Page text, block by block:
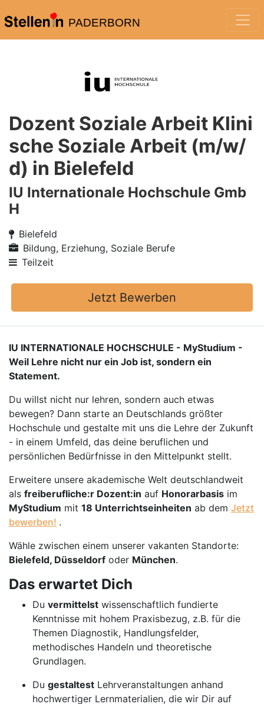
PADERBORN
Dozent Soziale Arbeit Klini
sche Soziale Arbeit (m/w/
d) in Bielefeld
IU Internationale Hochschule Gmb
H
Bielefeld
Bildung, Erziehung, Soziale Berufe
Teilzeit
Jetzt Bewerben
IU INTERNATIONALE HOCHSCHULE - MyStudium -
Weil Lehre nicht nur ein Job ist, sondern ein
Statement.
Du willst nicht nur lehren, sondern auch etwas
bewegen? Dann starte an Deutschlands größter
Hochschule und gestalte mit uns die Lehre der Zukunft
- in einem Umfeld, das deine beruflichen und
persönlichen Bedürfnisse in den Mittelpunkt stellt.
Erweitere unsere akademische Welt deutschlandweit
als freiberufliche:r Dozent:in auf Honorarbasis im
MyStudium mit 18 Unterrichtseinheiten ab dem Jetzt
bewerben! .
Wähle zwischen einem unserer vakanten Standorte:
Bielefeld, Düsseldorf oder München.
Das erwartet Dich
Du vermittelst wissenschaftlich fundierte
Kenntnisse mit hohem Praxisbezug, z.B. für die
Themen Diagnostik, Handlungsfelder,
methodisches Handeln und theoretische
Grundlagen.
Du gestaltest Lehrveranstaltungen anhand
hochwertiger Lernmaterialien, die wir Dir auf